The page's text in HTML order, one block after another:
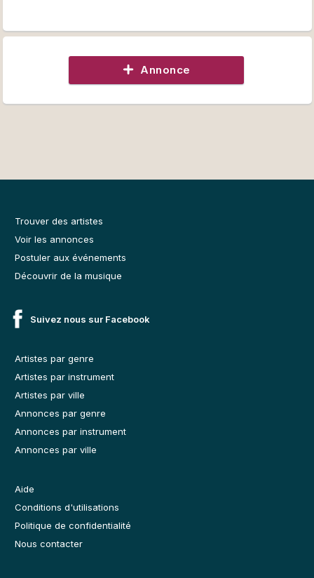
Annonce
Trouver des artistes
Voir les annonces
Postuler aux événements
Découvrir de la musique
Suivez nous sur Facebook
Artistes par genre
Artistes par instrument
Artistes par ville
Annonces par genre
Annonces par instrument
Annonces par ville
Aide
Conditions d'utilisations
Politique de confidentialité
Nous contacter